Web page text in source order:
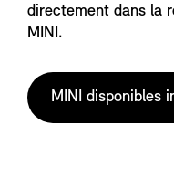
directement dans la
MINI.
MINI disponibles